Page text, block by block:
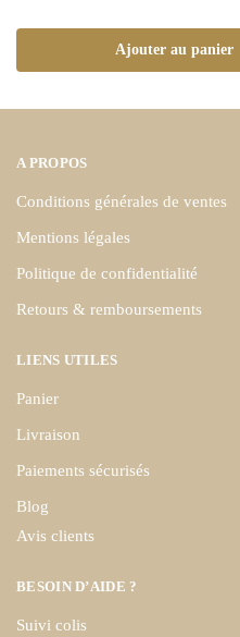
Ajouter au panier
A PROPOS
Conditions générales de ventes
Mentions légales
Politique de confidentialité
Retours & remboursements
LIENS UTILES
Panier
Livraison
Paiements sécurisés
Blog
Avis clients
BESOIN D’AIDE ?
Suivi colis